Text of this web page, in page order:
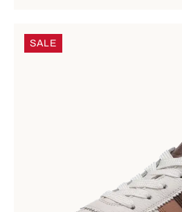
SALE